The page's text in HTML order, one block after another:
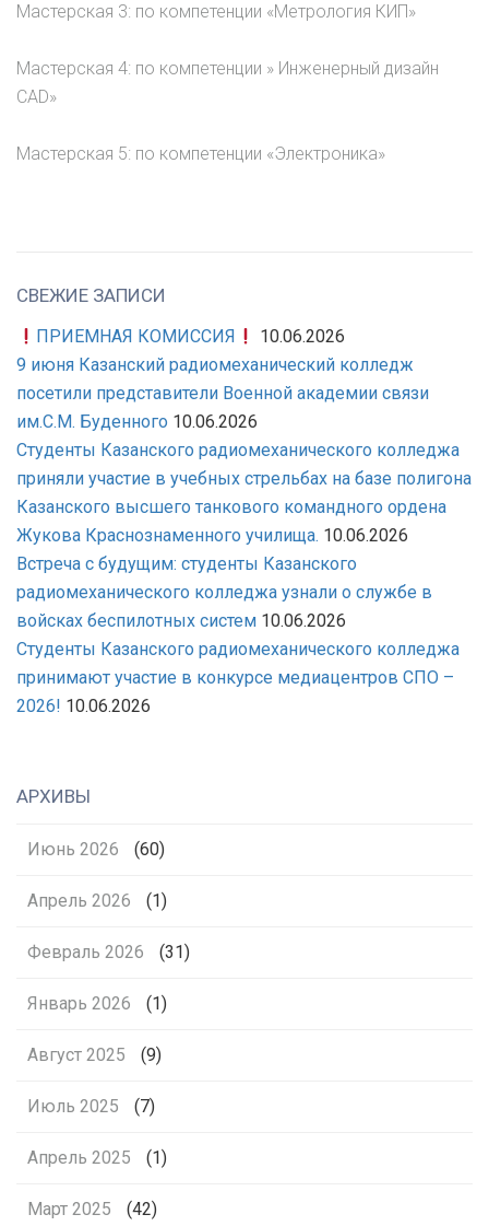
Мастерская 3: по компетенции «Метрология КИП»
Мастерская 4: по компетенции » Инженерный дизайн
CAD»
Мастерская 5: по компетенции «Электроника»
СВЕЖИЕ ЗАПИСИ
ПРИЕМНАЯ КОМИССИЯ
10.06.2026
9 июня Казанский радиомеханический колледж
посетили представители Военной академии связи
им.С.М. Буденного 10.06.2026
Студенты Казанского радиомеханического колледжа
приняли участие в учебных стрельбах на базе полигона
Казанского высшего танкового командного ордена
Жукова Краснознаменного училища. 10.06.2026
Встреча с будущим: студенты Казанского
радиомеханического колледжа узнали о службе в
войсках беспилотных систем 10.06.2026
Студенты Казанского радиомеханического колледжа
принимают участие в конкурсе медиацентров СПО –
2026! 10.06.2026
АРХИВЫ
Июнь 2026 (60)
Апрель 2026 (1)
Февраль 2026 (31)
Январь 2026 (1)
Август 2025 (9)
Июль 2025 (7)
Апрель 2025 (1)
Март 2025 (42)